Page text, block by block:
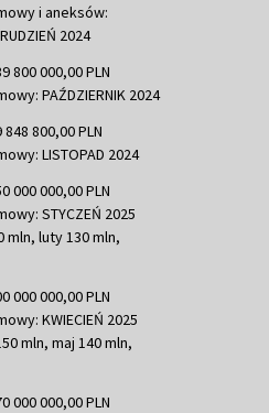
i aneksów:
2024
800 000,00 PLN
PAŹDZIERNIK 2024
800,00 PLN
LISTOPAD 2024
000 000,00 PLN
STYCZEŃ 2025
mln, luty 130 mln,
000 000,00 PLN
KWIECIEŃ 2025
mln, maj 140 mln,
000 000,00 PLN